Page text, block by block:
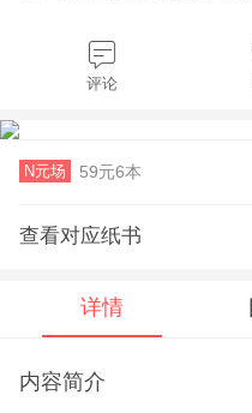
评论
N元场 59元6本
查看对应纸书
详情
内容简介